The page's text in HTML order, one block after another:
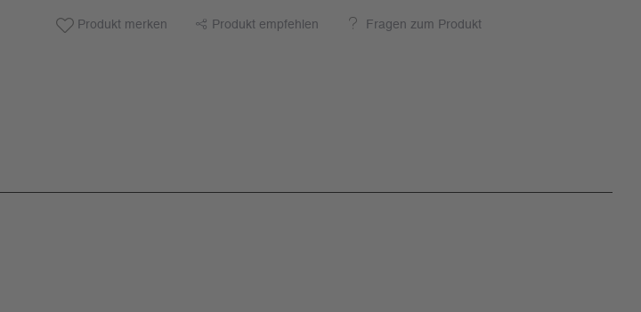
Produkt merken Produkt empfehlen Fragen zum Produkt